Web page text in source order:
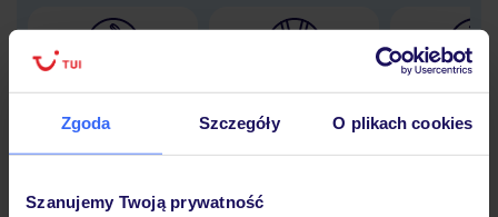
Zgoda Szczegóły O plikach cookies
Szanujemy Twoją prywatność
podróży w Polsce